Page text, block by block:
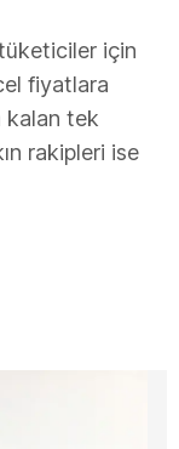
için
fiyatlara
kalan tek
rakipleri ise